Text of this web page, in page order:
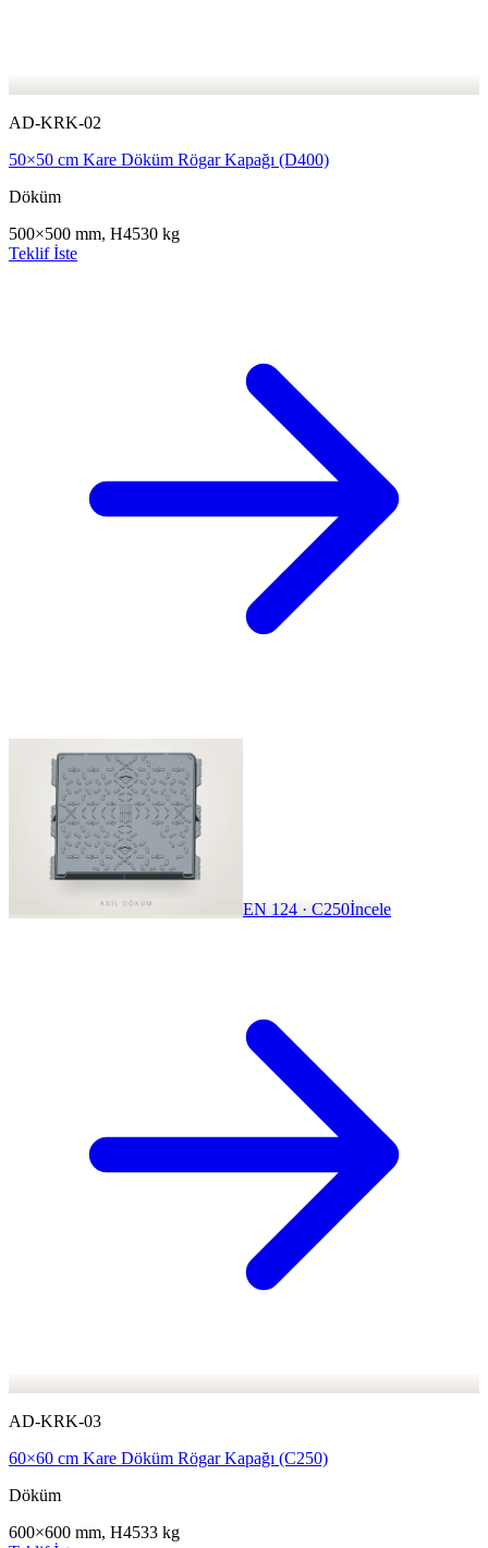
AD-KRK-02
50×50 cm Kare Döküm Rögar Kapağı (D400)
Döküm
500×500 mm, H4530 kg
Teklif İste
EN 124 · C250İncele
AD-KRK-03
60×60 cm Kare Döküm Rögar Kapağı (C250)
Döküm
600×600 mm, H4533 kg